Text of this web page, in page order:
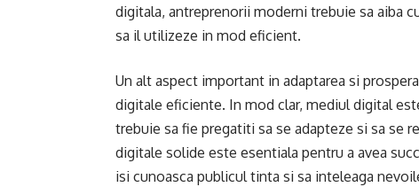
digitala, antreprenorii moderni trebuie sa aiba
sa il utilizeze in mod eficient.
Un alt aspect important in adaptarea si
digitale eficiente. In mod clar, mediul digital
trebuie sa fie pregatiti sa se adapteze si sa se
digitale solide este esentiala pentru a avea
isi cunoasca publicul tinta si sa inteleaga